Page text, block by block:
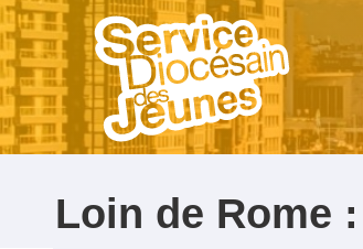
Loin de Rome